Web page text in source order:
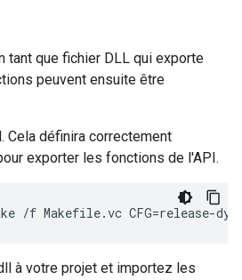
tant que fichier DLL qui exporte
peuvent ensuite être
Cela définira correctement
exporter les fonctions de l'API.
à votre projet et importez les